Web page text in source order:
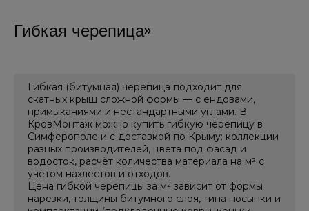
Адрес
Глинки
61Б
Мы в соцсетях
Гибкая черепица
Гибкая (битумная) черепица подходит для
скатных крыш сложной формы — с ендовами,
примыканиями и нестандартными углами. В
КровМонтаж можно купить гибкую черепицу в
Симферополе и с доставкой по Крыму: коллекции
разных производителей, цвета под фасад и
водосток, расчёт количества материала на м² с
учётом нахлёстов и отходов.
Цена гибкой черепицы за м² зависит от формы
нарезки, толщины битумного слоя, типа посыпки и